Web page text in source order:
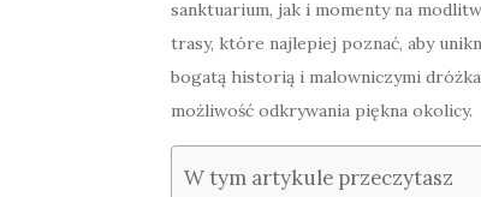
sanktuarium, jak i momenty na
trasy, które najlepiej poznać, aby
bogatą historią i malowniczymi
możliwość odkrywania piękna okolicy.
W tym artykule przeczytasz